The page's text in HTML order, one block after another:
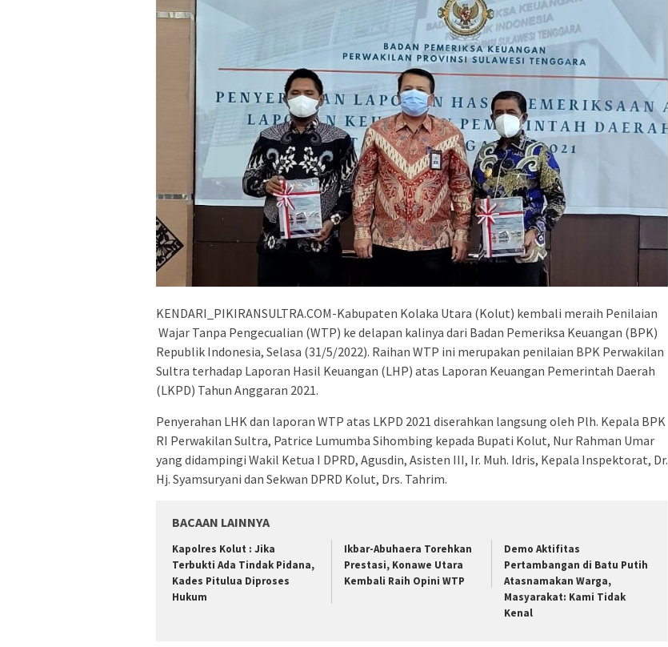
KENDARI_PIKIRANSULTRA.COM-Kabupaten Kolaka Utara (Kolut) kembali meraih Penilaian
Wajar Tanpa Pengecualian (WTP) ke delapan kalinya dari Badan Pemeriksa Keuangan (BPK)
Republik Indonesia, Selasa (31/5/2022). Raihan WTP ini merupakan penilaian BPK Perwakilan
Sultra terhadap Laporan Hasil Keuangan (LHP) atas Laporan Keuangan Pemerintah Daerah
(LKPD) Tahun Anggaran 2021.
Penyerahan LHK dan laporan WTP atas LKPD 2021 diserahkan langsung oleh Plh. Kepala BPK
RI Perwakilan Sultra, Patrice Lumumba Sihombing kepada Bupati Kolut, Nur Rahman Umar
yang didampingi Wakil Ketua I DPRD, Agusdin, Asisten III, Ir. Muh. Idris, Kepala Inspektorat, Dr.
Hj. Syamsuryani dan Sekwan DPRD Kolut, Drs. Tahrim.
BACAAN LAINNYA
Kapolres Kolut : Jika
Terbukti Ada Tindak Pidana,
Kades Pitulua Diproses
Hukum
Ikbar-Abuhaera Torehkan
Prestasi, Konawe Utara
Kembali Raih Opini WTP
Demo Aktifitas
Pertambangan di Batu Putih
Atasnamakan Warga,
Masyarakat: Kami Tidak
Kenal